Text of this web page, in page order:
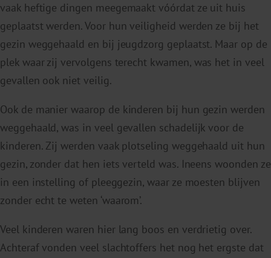
vaak heftige dingen meegemaakt vóórdat ze uit huis
geplaatst werden. Voor hun veiligheid werden ze bij het
gezin weggehaald en bij jeugdzorg geplaatst. Maar op de
plek waar zij vervolgens terecht kwamen, was het in veel
gevallen ook niet veilig.
Ook de manier waarop de kinderen bij hun gezin werden
weggehaald, was in veel gevallen schadelijk voor de
kinderen. Zij werden vaak plotseling weggehaald uit hun
gezin, zonder dat hen iets verteld was. Ineens woonden ze
in een instelling of pleeggezin, waar ze moesten blijven
zonder echt te weten ‘waarom’.
Veel kinderen waren hier lang boos en verdrietig over.
Achteraf vonden veel slachtoffers het nog het ergste dat